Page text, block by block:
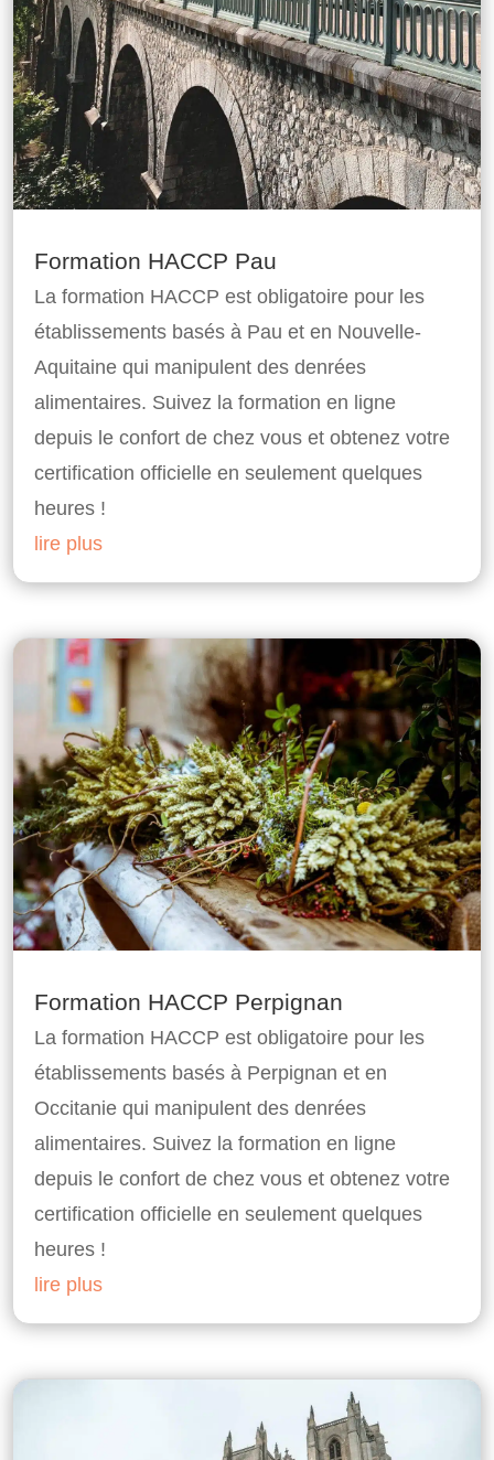
Formation HACCP Pau
La formation HACCP est obligatoire pour les
établissements basés à Pau et en Nouvelle-
Aquitaine qui manipulent des denrées
alimentaires. Suivez la formation en ligne
depuis le confort de chez vous et obtenez votre
certification officielle en seulement quelques
heures !
lire plus
Formation HACCP Perpignan
La formation HACCP est obligatoire pour les
établissements basés à Perpignan et en
Occitanie qui manipulent des denrées
alimentaires. Suivez la formation en ligne
depuis le confort de chez vous et obtenez votre
certification officielle en seulement quelques
heures !
lire plus